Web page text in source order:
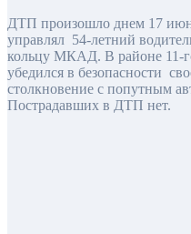
ДТП произошло днем 17
управлял 54-летний
кольцу МКАД. В районе 11-
убедился в безопасности
столкновение с попутным
Пострадавших в ДТП нет.